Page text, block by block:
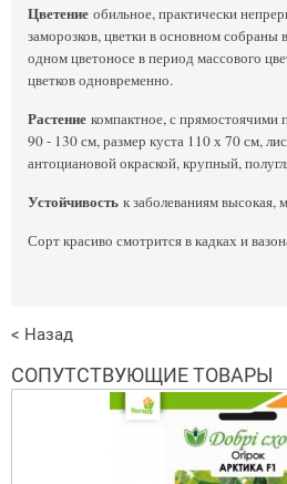
Цветение обильное, практически
заморозков, цветки в основном собраны
одном цветоносе в период массового
цветков одновременно.
Растение компактное, с прямостоячими
90 - 130 см, размер куста 110 х 70 см,
антоциановой окраской, крупный,
Устойчивость к заболеваниям высокая,
Сорт красиво смотрится в кадках и
< Назад
СОПУТСТВУЮЩИЕ ТОВАРЫ